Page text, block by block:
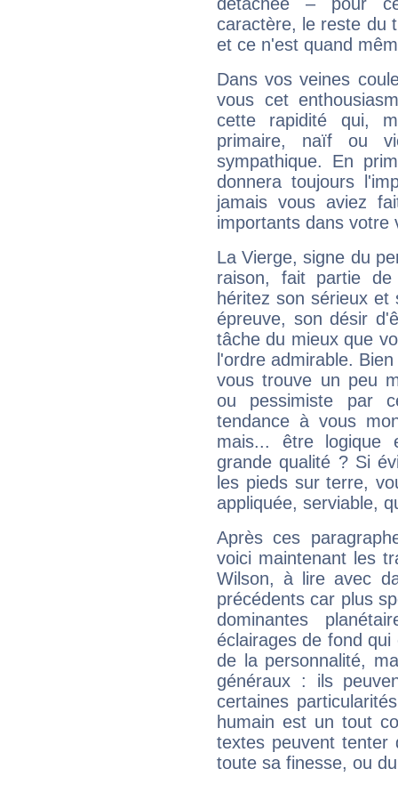
caractère, le reste du
et ce n'est quand
Dans vos veines
vous cet
cette rapidité qui,
primaire, naïf ou
sympathique. En
donnera toujours
jamais vous aviez
importants dans votre
La Vierge, signe du
raison, fait partie
héritez son sérieux
épreuve, son désir
tâche du mieux que
l'ordre admirable.
vous trouve un peu
ou pessimiste par
tendance à vous
mais... être logique
grande qualité ? Si
les pieds sur terre,
appliquée, serviable,
Après ces
voici maintenant les
Wilson, à lire avec
précédents car plus
dominantes
éclairages de fond
de la personnalité,
généraux : ils
certaines
humain est un tout
textes peuvent tenter
toute sa finesse, ou